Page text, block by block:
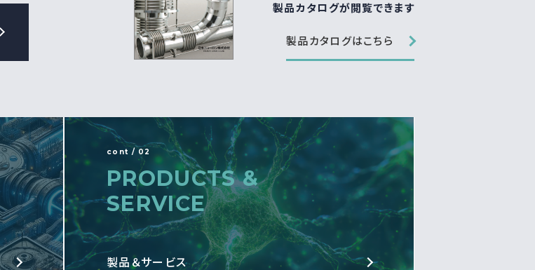
製品カタログが閲覧できます
製品カタログはこちら
cont / 02
PRODUCTS &
SERVICE
製品＆サービス